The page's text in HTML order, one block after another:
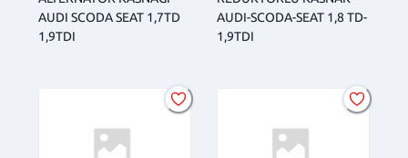
AUDI SCODA SEAT 1,7TD
1,9TDI
AUDI-SCODA-SEAT 1,8 TD-
1,9TDI